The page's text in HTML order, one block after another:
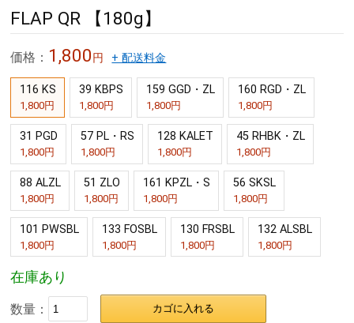
FLAP QR 【180g】
価格： 1,800 円 + 配送料金
116 KS
1,800円
39 KBPS
1,800円
159 GGD・ZL
1,800円
160 RGD・ZL
1,800円
31 PGD
1,800円
57 PL・RS
1,800円
128 KALET
1,800円
45 RHBK・ZL
1,800円
88 ALZL
1,800円
51 ZLO
1,800円
161 KPZL・S
1,800円
56 SKSL
1,800円
101 PWSBL
1,800円
133 FOSBL
1,800円
130 FRSBL
1,800円
132 ALSBL
1,800円
在庫あり
数量： カゴに入れる